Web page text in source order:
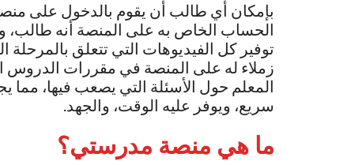
بإمكان أي طالب أن يقوم بالدخول على
الحساب الخاص به على المنصة أنه
توفير كل الفيديوهات التي تتعلق بالمرحلة
زملاء له على المنصة في مقررات الدروس
المعلم حول الأسئلة التي يصعب فيها،
سريع، ويوفر عليه الوقت، والجهد.
ما هي منصة مدرستي؟